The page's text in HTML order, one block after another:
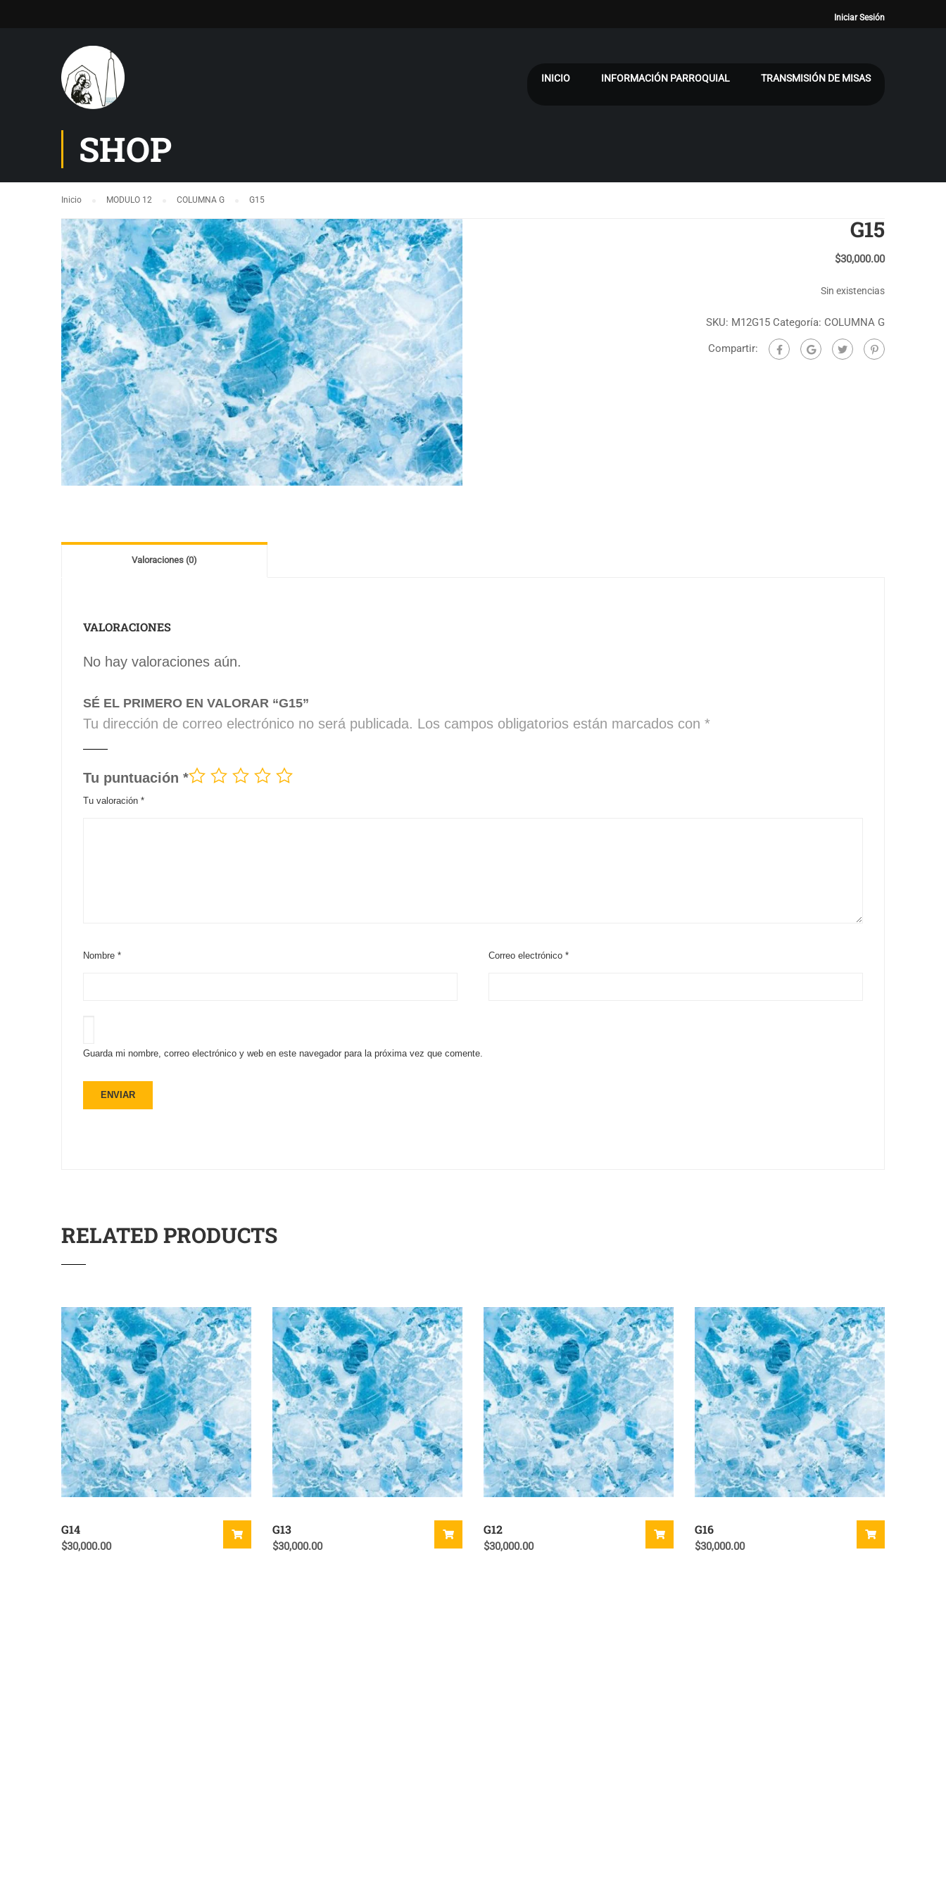
Iniciar Sesión
INICIO INFORMACIÓN PARROQUIAL TRANSMISIÓN DE MISAS
SHOP
Inicio MODULO 12 COLUMNA G G15
G15
$30,000.00
Sin existencias
SKU: M12G15 Categoría: COLUMNA G
Compartir:
Valoraciones (0)
VALORACIONES
No hay valoraciones aún.
SÉ EL PRIMERO EN VALORAR “G15”
Tu dirección de correo electrónico no será publicada. Los campos obligatorios están marcados con *
Tu puntuación *
Tu valoración *
Nombre * Correo electrónico*
Guarda mi nombre, correo electrónico y web en este navegador para la próxima vez que comente.
RELATED PRODUCTS
G14
$30,000.00
G13
$30,000.00
G12
$30,000.00
G16
$30,000.00